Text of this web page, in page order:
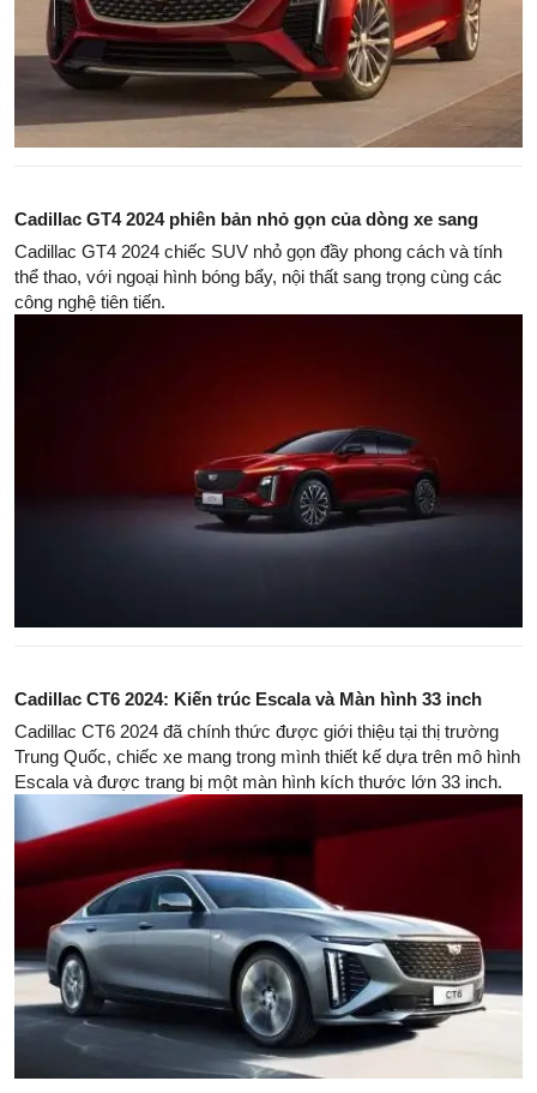
Cadillac GT4 2024 phiên bản nhỏ gọn của dòng xe sang
Cadillac GT4 2024 chiếc SUV nhỏ gọn đầy phong cách và tính
thể thao, với ngoại hình bóng bẩy, nội thất sang trọng cùng các
công nghệ tiên tiến.
Cadillac CT6 2024: Kiến trúc Escala và Màn hình 33 inch
Cadillac CT6 2024 đã chính thức được giới thiệu tại thị trường
Trung Quốc, chiếc xe mang trong mình thiết kế dựa trên mô hình
Escala và được trang bị một màn hình kích thước lớn 33 inch.